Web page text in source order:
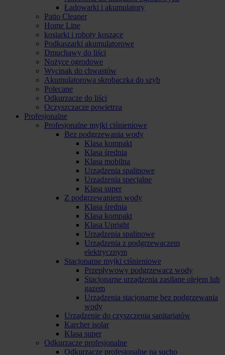
Ładowarki i akumulatory
Patio Cleaner
Home Line
kosiarki i roboty koszące
Podkaszarki akumulatorowe
Dmuchawy do liści
Nożyce ogrodowe
Wycinak do chwastów
Akumulatorowa skrobaczka do szyb
Polecane
Odkurzacze do liści
Oczyszczacze powietrza
Profesjonalne
Profesjonalne myjki ciśnieniowe
Bez podgrzewania wody
Klasa kompakt
Klasa średnia
Klasa mobilna
Urządzenia spalinowe
Urzadzenia specjalne
Klasa super
Z podgrzewaniem wody
Klasa średnia
Klasa kompakt
Klasa Upright
Urządzenia spalinowe
Urządzenia z podgrzewaczem
elektrycznym
Stacjonarne myjki ciśnieniowe
Przepływowy podgrzewacz wody
Stacjonarne urządzenia zasilane olejem lub
gazem
Urządzenia stacjonarne bez podgrzewania
wody
Urządzenie do czyszczenia sanitariatów
Karcher isolar
Klasa super
Odkurzacze profesjonalne
Odkurzacze profesjonalne na sucho